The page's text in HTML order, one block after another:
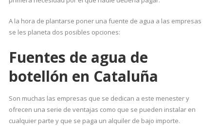
A la hora de plantarse poner una fuente de agua a las empresas
se les planeta dos posibles opciones:
Fuentes de agua de
botellón en Cataluña
Son muchas las empresas que se dedican a este menester y
ofrecen una serie de ventajas como que se pueden instalar en
cualquier parte y que se paga un alquiler de bajo importe.